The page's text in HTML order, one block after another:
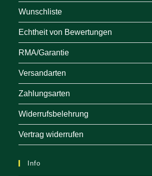
Wunschliste
Echtheit von Bewertungen
RMA/Garantie
Versandarten
Zahlungsarten
Widerrufsbelehrung
Vertrag widerrufen
Info